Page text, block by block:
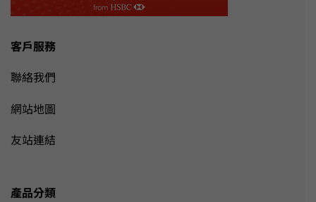
客戶服務
聯絡我們
網站地圖
友站連結
產品分類